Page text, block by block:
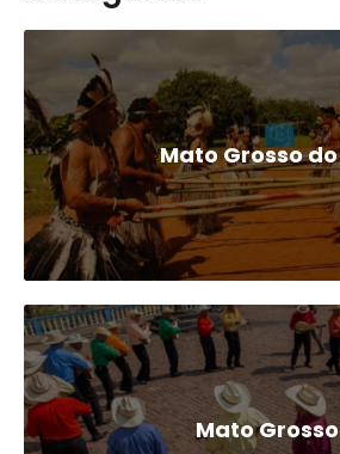
Mato Grosso do
Mato Grosso